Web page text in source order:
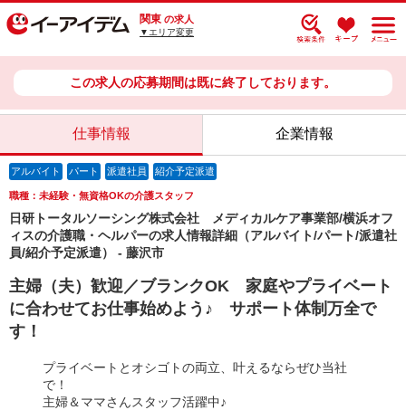
関東 の求人
▼エリア変更
この求人の応募期間は既に終了しております。
仕事情報 企業情報
アルバイト パート 派遣社員 紹介予定派遣
職種：未経験・無資格OKの介護スタッフ
日研トータルソーシング株式会社 メディカルケア事業部/横浜オフ
ィスの介護職・ヘルパーの求人情報詳細（アルバイト/パート/派遣社
員/紹介予定派遣） - 藤沢市
主婦（夫）歓迎／ブランクOK 家庭やプライベート
に合わせてお仕事始めよう♪ サポート体制万全で
す！
プライベートとオシゴトの両立、叶えるならぜひ当社
で！
主婦＆ママさんスタッフ活躍中♪